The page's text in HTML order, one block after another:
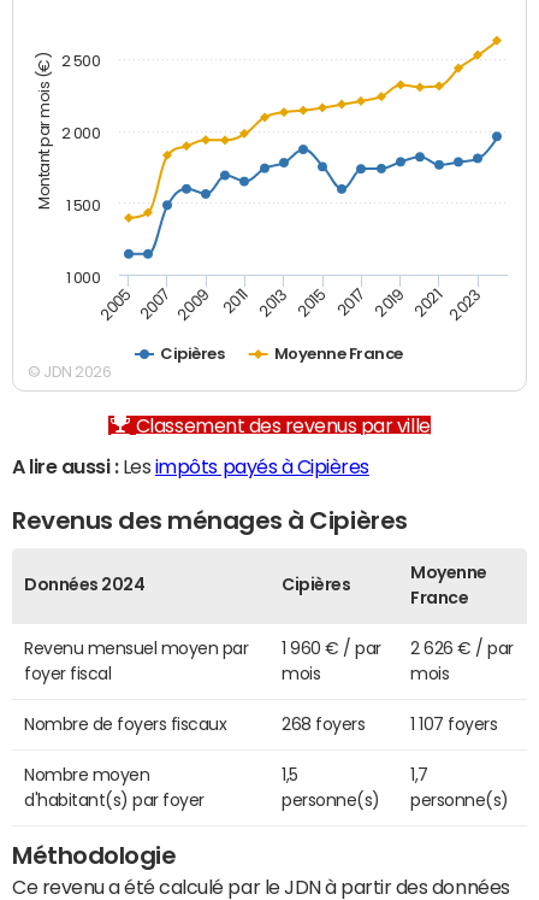
Montant par mois (€)
Cipières Moyenne France
2005 2007 2009 2011 2013 2015 2017 2019 2021 2023
1 000
1 500
2 000
2 500
© JDN 2026
Classement des revenus par ville
A lire aussi :Les impôts payés à Cipières
Revenus des ménages à Cipières
Données 2024 Cipières
Moyenne
France
Revenu mensuel moyen par
foyer fiscal
1 960 € / par
mois
2 626 € / par
mois
Nombre de foyers fiscaux 268 foyers 1 107 foyers
Nombre moyen
d'habitant(s) par foyer
1,5
personne(s)
1,7
personne(s)
Méthodologie
Ce revenu a été calculé par le JDN à partir des données